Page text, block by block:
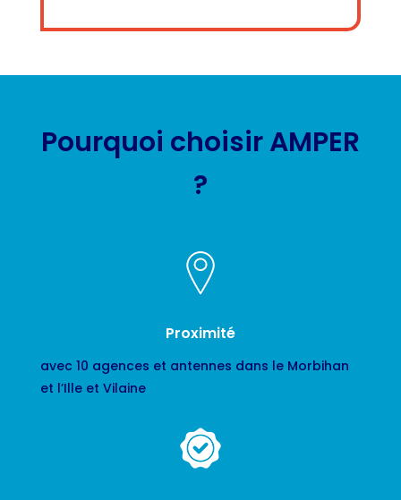
Pourquoi choisir AMPER
?
Proximité
avec 10 agences et antennes dans le Morbihan
et l’Ille et Vilaine